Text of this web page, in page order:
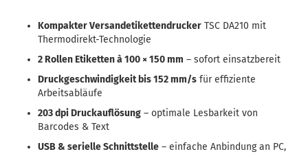
Kompakter Versandetikettendrucker TSC DA210 mit
Thermodirekt-Technologie
2 Rollen Etiketten à 100 × 150 mm – sofort einsatzbereit
Druckgeschwindigkeit bis 152 mm/s für effiziente
Arbeitsabläufe
203 dpi Druckauflösung – optimale Lesbarkeit von
Barcodes & Text
USB & serielle Schnittstelle – einfache Anbindung an PC,